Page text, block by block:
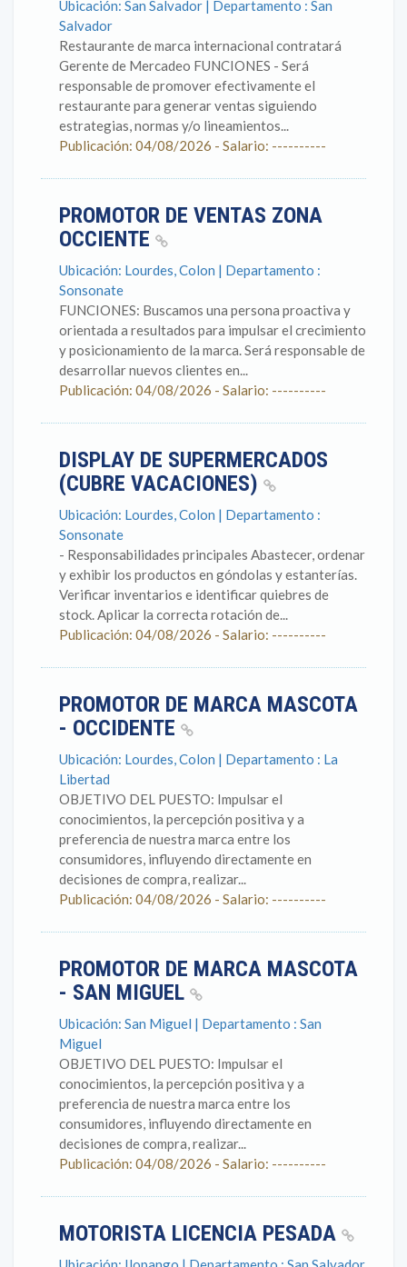
Ubicación: San Salvador | Departamento : San
Salvador
Restaurante de marca internacional contratará
Gerente de Mercadeo FUNCIONES - Será
responsable de promover efectivamente el
restaurante para generar ventas siguiendo
estrategias, normas y/o lineamientos...
Publicación: 04/08/2026 - Salario: ----------
PROMOTOR DE VENTAS ZONA
OCCIENTE
Ubicación: Lourdes, Colon | Departamento :
Sonsonate
FUNCIONES: Buscamos una persona proactiva y
orientada a resultados para impulsar el crecimiento
y posicionamiento de la marca. Será responsable de
desarrollar nuevos clientes en...
Publicación: 04/08/2026 - Salario: ----------
DISPLAY DE SUPERMERCADOS
(CUBRE VACACIONES)
Ubicación: Lourdes, Colon | Departamento :
Sonsonate
- Responsabilidades principales Abastecer, ordenar
y exhibir los productos en góndolas y estanterías.
Verificar inventarios e identificar quiebres de
stock. Aplicar la correcta rotación de...
Publicación: 04/08/2026 - Salario: ----------
PROMOTOR DE MARCA MASCOTA
- OCCIDENTE
Ubicación: Lourdes, Colon | Departamento : La
Libertad
OBJETIVO DEL PUESTO: Impulsar el
conocimientos, la percepción positiva y a
preferencia de nuestra marca entre los
consumidores, influyendo directamente en
decisiones de compra, realizar...
Publicación: 04/08/2026 - Salario: ----------
PROMOTOR DE MARCA MASCOTA
- SAN MIGUEL
Ubicación: San Miguel | Departamento : San
Miguel
OBJETIVO DEL PUESTO: Impulsar el
conocimientos, la percepción positiva y a
preferencia de nuestra marca entre los
consumidores, influyendo directamente en
decisiones de compra, realizar...
Publicación: 04/08/2026 - Salario: ----------
MOTORISTA LICENCIA PESADA